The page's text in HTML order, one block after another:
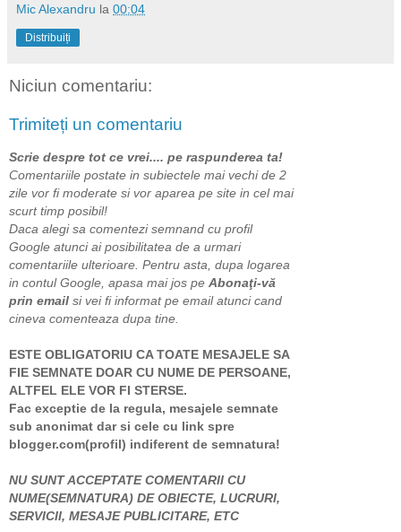
Mic Alexandru la 00:04
Distribuiți
Niciun comentariu:
Trimiteți un comentariu
Scrie despre tot ce vrei.... pe raspunderea ta!
Comentariile postate in subiectele mai vechi de 2
zile vor fi moderate si vor aparea pe site in cel mai
scurt timp posibil!
Daca alegi sa comentezi semnand cu profil
Google atunci ai posibilitatea de a urmari
comentariile ulterioare. Pentru asta, dupa logarea
in contul Google, apasa mai jos pe Abonaţi-vă
prin email si vei fi informat pe email atunci cand
cineva comenteaza dupa tine.
ESTE OBLIGATORIU CA TOATE MESAJELE SA
FIE SEMNATE DOAR CU NUME DE PERSOANE,
ALTFEL ELE VOR FI STERSE.
Fac exceptie de la regula, mesajele semnate
sub anonimat dar si cele cu link spre
blogger.com(profil) indiferent de semnatura!
NU SUNT ACCEPTATE COMENTARII CU
NUME(SEMNATURA) DE OBIECTE, LUCRURI,
SERVICII, MESAJE PUBLICITARE, ETC